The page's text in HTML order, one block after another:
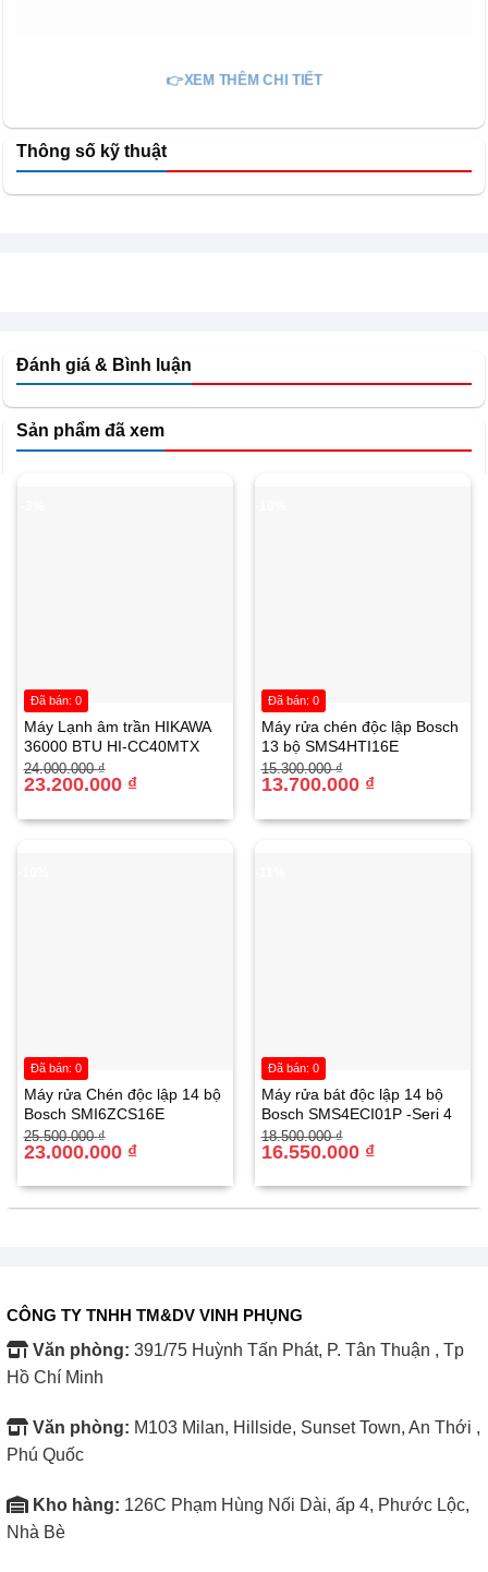
👉XEM THÊM CHI TIẾT
Thông số kỹ thuật
Đánh giá & Bình luận
Sản phẩm đã xem
Máy Lạnh âm trần HIKAWA
36000 BTU HI-CC40MTX
24.000.000₫
Giá
gốc
23.200.000 ₫
Giá
hiện
23.200.000 ₫.
Đã bán: 0
Máy rửa chén độc lập Bosch
13 bộ SMS4HTI16E
15.300.000₫
Giá
gốc
13.700.000 ₫
Giá
hiện
13.700.000 ₫.
Đã bán: 0
Máy rửa Chén độc lập 14 bộ
Bosch SMI6ZCS16E
25.500.000₫
Giá
gốc
23.000.000 ₫
Giá
hiện
23.000.000 ₫.
Đã bán: 0
Máy rửa bát độc lập 14 bộ
Bosch SMS4ECI01P -Seri 4
18.500.000₫
Giá
gốc
16.550.000 ₫
Giá
hiện
16.550.000 ₫.
Đã bán: 0
CÔNG TY TNHH TM&DV VINH PHỤNG
Văn phòng: 391/75 Huỳnh Tấn Phát, P. Tân Thuận , Tp
Hồ Chí Minh
Văn phòng: M103 Milan, Hillside, Sunset Town, An Thới ,
Phú Quốc
Kho hàng: 126C Phạm Hùng Nối Dài, ấp 4, Phước Lộc,
Nhà Bè